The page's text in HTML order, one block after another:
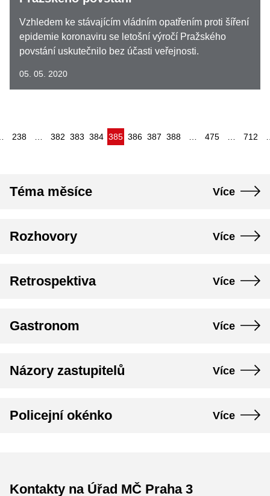
Vzhledem ke stávajícím vládním opatřením proti šíření
epidemie koronaviru se letošní výročí Pražského
povstání uskutečnilo bez účasti veřejnosti.
05. 05. 2020
238 382 383 384 385
(aktuální)386 387 388 475 712
Téma měsíce Více
Rozhovory Více
Retrospektiva Více
Gastronom Více
Názory zastupitelů Více
Policejní okénko Více
Kontakty na Úřad MČ Praha 3